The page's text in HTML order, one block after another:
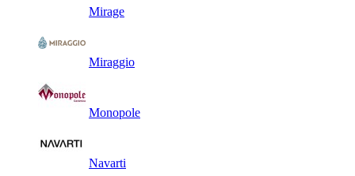
Mirage
Miraggio
Monopole
Navarti